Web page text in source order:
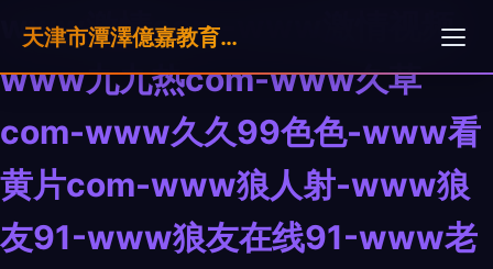
www激情com-www激情视频-
www九九热com-www久草
com-www久久99色色-www看
黄片com-www狼人射-www狼
友91-www狼友在线91-www老
天津市潭澤億嘉教育科技有限公司